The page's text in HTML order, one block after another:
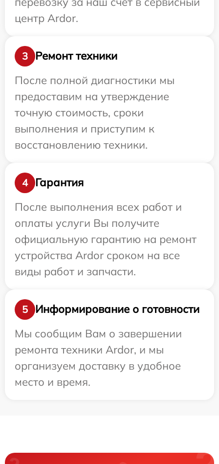
центр Ardor.
3
Ремонт техники
После полной диагностики мы
предоставим на утверждение
точную стоимость, сроки
выполнения и приступим к
восстановлению техники.
4
Гарантия
После выполнения всех работ и
оплаты услуги Вы получите
официальную гарантию на ремонт
устройства Ardor сроком на все
виды работ и запчасти.
5
Информирование о готовности
Мы сообщим Вам о завершении
ремонта техники Ardor, и мы
организуем доставку в удобное
место и время.